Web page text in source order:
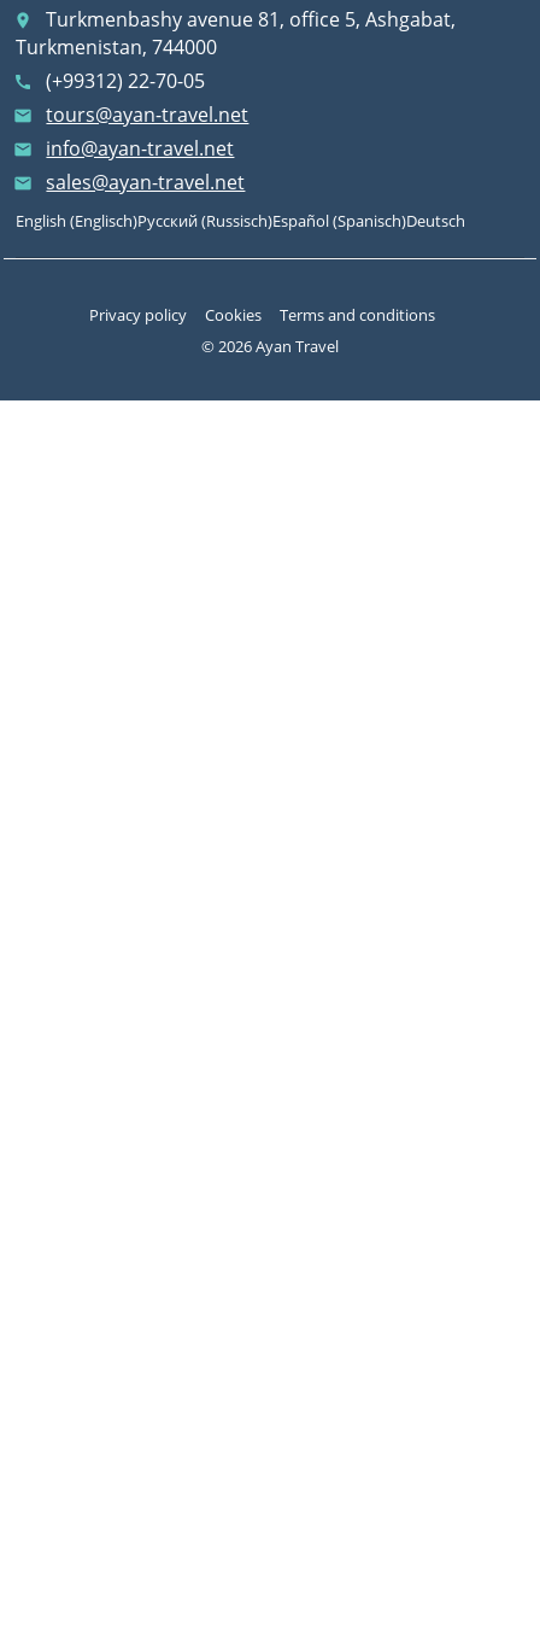
place
Turkmenbashy avenue 81, office 5, Ashgabat,
Turkmenistan, 744000
call (+99312) 22-70-05
email tours@ayan-travel.net
email info@ayan-travel.net
email sales@ayan-travel.net
English (Englisch)Русский(Russisch)Español(Spanisch)Deutsch
© 2026 Ayan Travel
Privacy policy Cookies Terms and conditions